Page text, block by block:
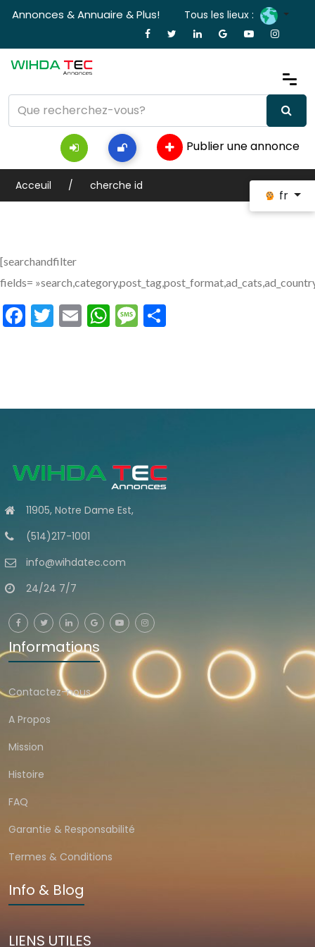
fr
Annonces & Annuaire & Plus! Tous les lieux :
Publier une annonce
Acceuil cherche id
[searchandfilter
fields=
Facebook
Twitter
EmailWhatsApp
Message
11905, Notre Dame Est,
(514)217-1001
info@wihdatec.com
24/24 7/7
Informations
Contactez-nous
A Propos
Mission
Histoire
FAQ
Garantie & Responsabilité
Termes & Conditions
Info & Blog
LIENS UTILES